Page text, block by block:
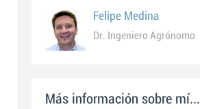
Felipe Medina
Dr. Ingeniero Agrónomo
Más información sobre mí...